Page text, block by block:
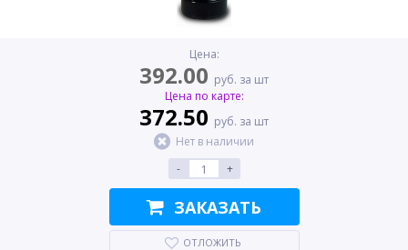
Цена:
392.00 руб. за шт
Цена по карте:
372.50 руб. за шт
Нет в наличии
-
+
ЗАКАЗАТЬ
ОТЛОЖИТЬ